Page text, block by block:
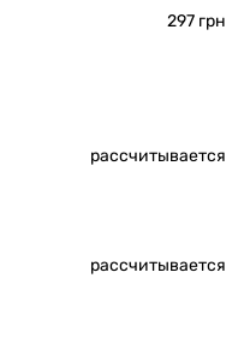
297 грн
рассчитывается
рассчитывается